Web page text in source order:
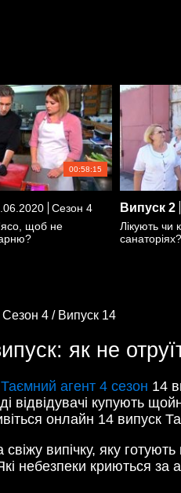
00:58:15
Сезон 4
щоб не
Випуск 2
Лікують чи
санаторіях?
Сезон 4 / Випуск 14
як не
Таємний агент 4 сезон 14
відвідувачі купують
онлайн 14 випуск
випічку, яку
небезпеки криються